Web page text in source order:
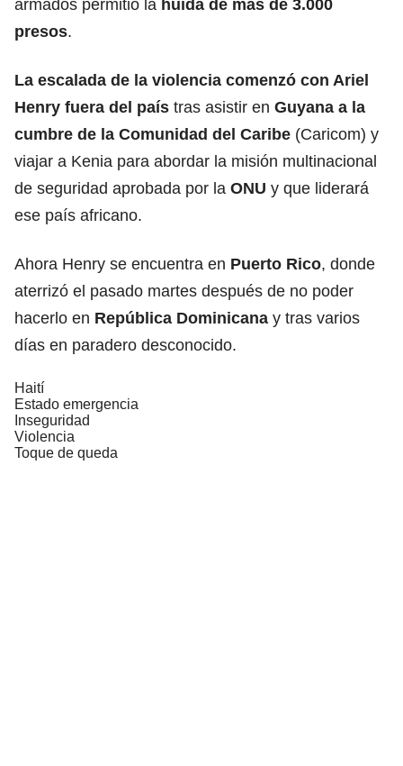
armados permitió la huida de más de 3.000
presos.
La escalada de la violencia comenzó con Ariel
Henry fuera del país tras asistir en Guyana a la
cumbre de la Comunidad del Caribe (Caricom) y
viajar a Kenia para abordar la misión multinacional
de seguridad aprobada por la ONU y que liderará
ese país africano.
Ahora Henry se encuentra en Puerto Rico, donde
aterrizó el pasado martes después de no poder
hacerlo en República Dominicana y tras varios
días en paradero desconocido.
Haití
Estado emergencia
Inseguridad
Violencia
Toque de queda